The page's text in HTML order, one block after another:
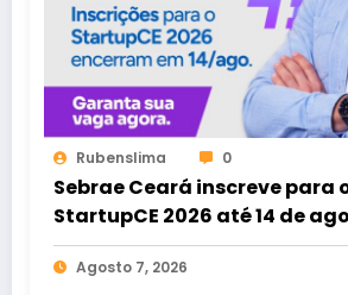
Rubenslima 0
Sebrae Ceará inscreve para
StartupCE 2026 até 14 de
Agosto 7, 2026